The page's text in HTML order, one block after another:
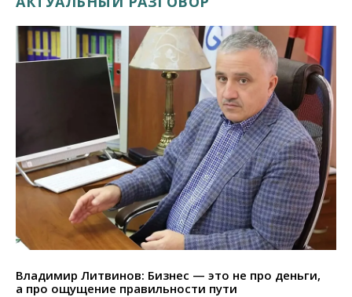
Владимир Литвинов: Бизнес — это не про деньги,
а про ощущение правильности пути